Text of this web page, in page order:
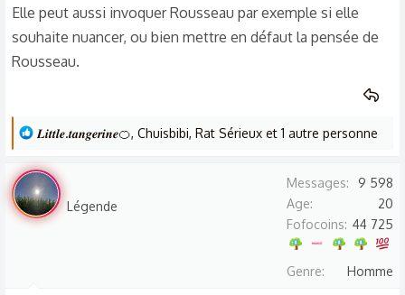
Elle peut aussi invoquer Rousseau par exemple si elle
souhaite nuancer, ou bien mettre en défaut la pensée de
Rousseau.
L
s
r
é
𝑳𝒊𝒕𝒕𝒍𝒆.𝒕𝒂𝒏𝒈𝒆𝒓𝒊𝒏𝒆🍊, Chuisbibi, Rat Sérieux et 1 autre personne
Légende
Messages
9 598
Age
20
Fofocoins 44 725
Genre Homme